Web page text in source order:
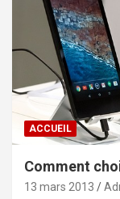
ACCUEIL
Comment
13 mars 2013